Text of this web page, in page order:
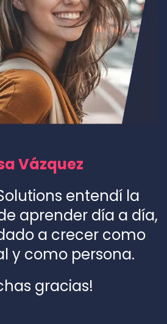
Vázquez
entendí la
aprender día a día,
a crecer como
y como persona.
gracias!